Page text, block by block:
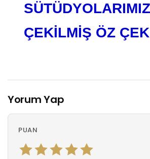
ÇEKİLMİŞ ÖZ
Yorum Yap
PUAN